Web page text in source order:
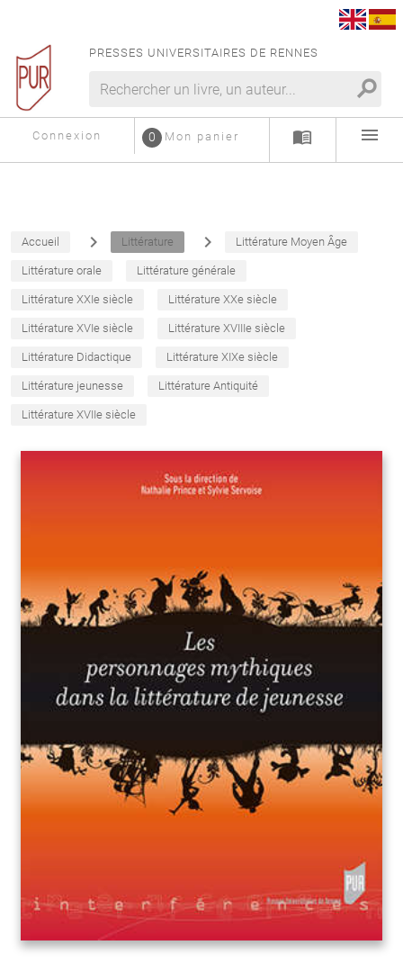
PRESSES UNIVERSITAIRES DE RENNES
search
Connexion Mon panier
0 menu_book menu
Accueil navigate_next Littérature navigate_next Littérature Moyen Âge
Littérature orale Littérature générale
Littérature XXIe siècle Littérature XXe siècle
Littérature XVIe siècle Littérature XVIIIe siècle
Littérature Didactique Littérature XIXe siècle
Littérature jeunesse Littérature Antiquité
Littérature XVIIe siècle